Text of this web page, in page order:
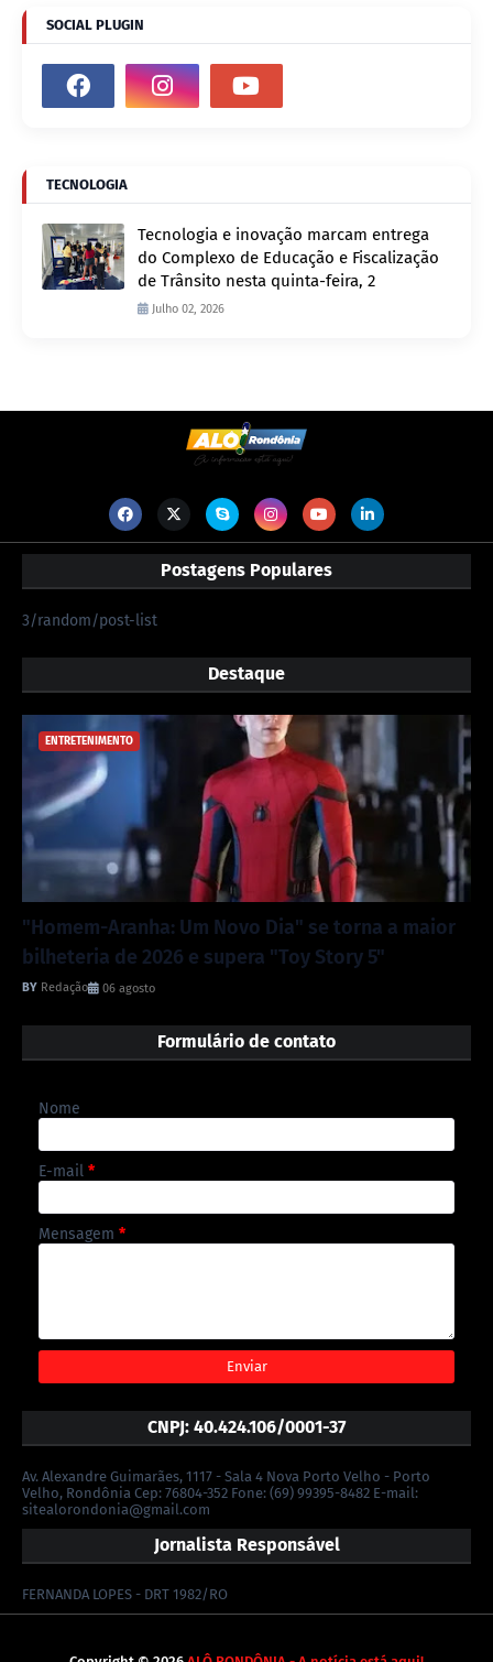
SOCIAL PLUGIN
TECNOLOGIA
Tecnologia e inovação marcam entrega
do Complexo de Educação e Fiscalização
de Trânsito nesta quinta-feira, 2
Julho 02, 2026
Postagens Populares
3/random/post-list
Destaque
ENTRETENIMENTO
"Homem-Aranha: Um Novo Dia" se torna a maior
bilheteria de 2026 e supera "Toy Story 5"
Redação 06 agosto
Formulário de contato
Nome
E-mail *
Mensagem *
CNPJ: 40.424.106/0001-37
Av. Alexandre Guimarães, 1117 - Sala 4 Nova Porto Velho - Porto
Velho, Rondônia Cep: 76804-352 Fone: (69) 99395-8482 E-mail:
sitealorondonia@gmail.com
Jornalista Responsável
FERNANDA LOPES - DRT 1982/RO